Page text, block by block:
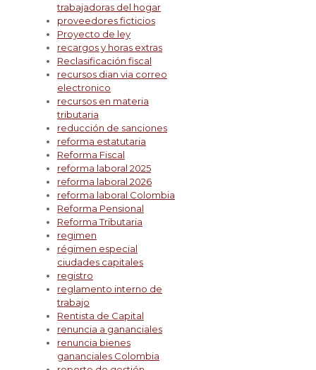
trabajadoras del hogar
proveedores ficticios
Proyecto de ley
recargos y horas extras
Reclasificación fiscal
recursos dian via correo
electronico
recursos en materia
tributaria
reducción de sanciones
reforma estatutaria
Reforma Fiscal
reforma laboral 2025
reforma laboral 2026
reforma laboral Colombia
Reforma Pensional
Reforma Tributaria
regimen
régimen especial
ciudades capitales
registro
reglamento interno de
trabajo
Rentista de Capital
renuncia a gananciales
renuncia bienes
gananciales Colombia